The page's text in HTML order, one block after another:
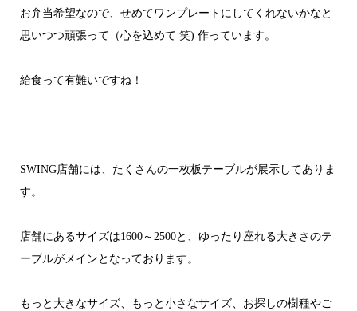
お弁当希望なので、せめてワンプレートにしてくれないかなと
思いつつ頑張って（心を込めて 笑) 作っています。
給食って有難いですね！
SWING店舗には、たくさんの一枚板テーブルが展示してありま
す。
店舗にあるサイズは1600～2500と、ゆったり座れる大きさのテ
ーブルがメインとなっております。
もっと大きなサイズ、もっと小さなサイズ、お探しの樹種やご